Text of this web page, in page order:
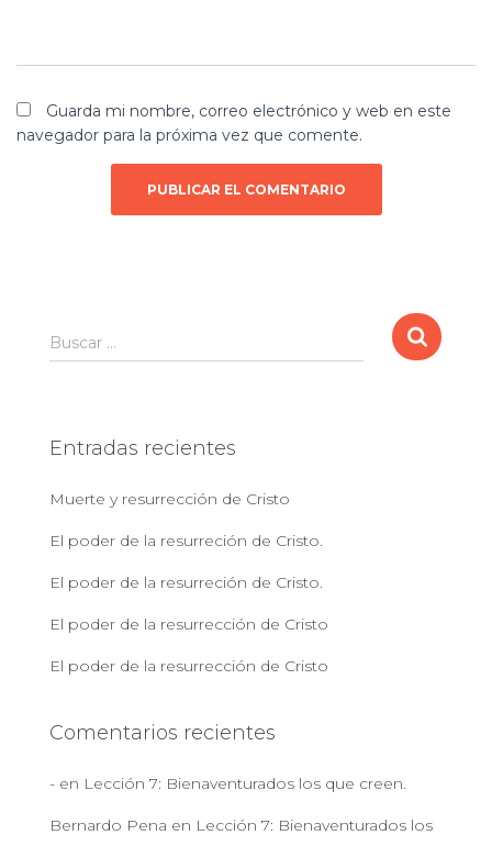
Guarda mi nombre, correo electrónico y web en este
navegador para la próxima vez que comente.
B
u
r
Buscar …
Entradas recientes
Muerte y resurrección de Cristo
El poder de la resurreción de Cristo.
El poder de la resurreción de Cristo.
El poder de la resurrección de Cristo
El poder de la resurrección de Cristo
Comentarios recientes
- en Lección 7: Bienaventurados los que creen.
Bernardo Pena en Lección 7: Bienaventurados los